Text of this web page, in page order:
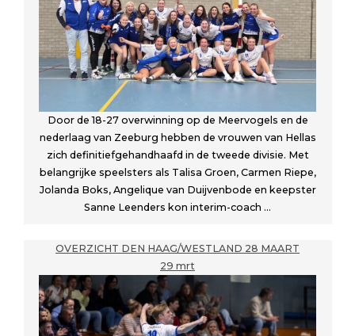
Door de 18-27 overwinning op de Meervogels en de
nederlaag van Zeeburg hebben de vrouwen van Hellas
zich definitiefgehandhaafd in de tweede divisie. Met
belangrijke speelsters als Talisa Groen, Carmen Riepe,
Jolanda Boks, Angelique van Duijvenbode en keepster
Sanne Leenders kon interim-coach ...
OVERZICHT DEN HAAG/WESTLAND 28 MAART
29 mrt